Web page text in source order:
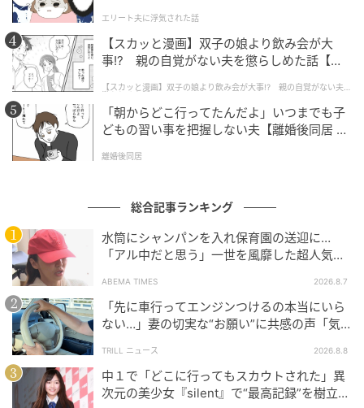
Georges DE KEERLE / Getty Images
ファシネーターはNG？ロイヤルアスコットの
帽子＆ヘッドピースルール
ロイヤルアスコットでは、入場エリアごとにドレスコ
ードが設けられており、帽子やヘッドピースに関する
ロージャーでは、2012年以降、帽子または直径4イン
チ（10cm）以上のしっかりとした土台のあるヘッドピ
ースの着用が必要となりました。小ぶりなファシネー
ターは認められていません。
一方、クイーンアン・エンクロージャーやヴィレッ
ジ・エンクロージャー、ウィンザー・エンクロージャ
ーでは、ファシネーターの着用も可能とされていま
す。つまり、ロイヤルアスコットでのファシネーター
着用が全面的に禁止というわけではなく、どのエリア
エリート夫に浮気された話
【スカッと漫画】双子の娘より飲み会が大
事!? 親の自覚がない夫を懲らしめた話【第1
【スカッと漫画】双子の娘より飲み会が大事!? 親の自覚がない夫を
懲らしめた話
「朝からどこ行ってたんだよ」いつまでも子
どもの習い事を把握しない夫【離婚後同居 Vo
離婚後同居
総合記事ランキング
水筒にシャンパンを入れ保育園の送迎に…
「アル中だと思う」一世を風靡した超人気タ
ABEMA TIMES 2026.8.7
「先に車行ってエンジンつけるの本当にいら
ない…」妻の切実な“お願い”に共感の声「気
TRILL ニュース 2026.8.8
中１で「どこに行ってもスカウトされた」異
次元の美少女『silent』で“最高記録”を樹立し